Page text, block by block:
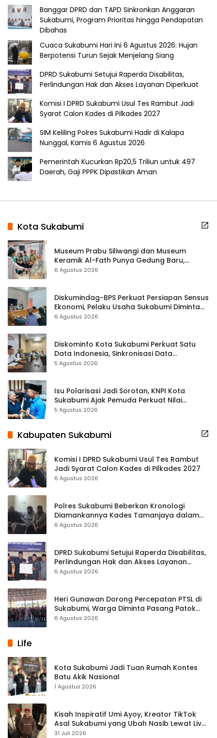
Banggar DPRD dan TAPD Sinkronkan Anggaran
Sukabumi, Program Prioritas hingga Pendapatan
Dibahas
Cuaca Sukabumi Hari Ini 6 Agustus 2026: Hujan
Berpotensi Turun Sejak Menjelang Siang
DPRD Sukabumi Setujui Raperda Disabilitas,
Perlindungan Hak dan Akses Layanan Diperkuat
Komisi I DPRD Sukabumi Usul Tes Rambut Jadi
Syarat Calon Kades di Pilkades 2027
SIM Keliling Polres Sukabumi Hadir di Kalapa
Nunggal, Kamis 6 Agustus 2026
Pemerintah Kucurkan Rp20,5 Triliun untuk 497
Daerah, Gaji PPPK Dipastikan Aman
Kota Sukabumi
Museum Prabu Siliwangi dan Museum
Keramik Al-Fath Punya Gedung Baru,
Hampir 500 Koleksi Dipisahkan
6 Agustus 2026
Diskumindag-BPS Perkuat Persiapan Sensus
Ekonomi, Pelaku Usaha Sukabumi Diminta
Terbuka Beri Data
6 Agustus 2026
Diskominfo Kota Sukabumi Perkuat Satu
Data Indonesia, Sinkronisasi Data
Kewilayahan Dikebut
5 Agustus 2026
Isu Polarisasi Jadi Sorotan, KNPI Kota
Sukabumi Ajak Pemuda Perkuat Nilai
Kebangsaan
5 Agustus 2026
Kabupaten Sukabumi
Komisi I DPRD Sukabumi Usul Tes Rambut
Jadi Syarat Calon Kades di Pilkades 2027
6 Agustus 2026
Polres Sukabumi Beberkan Kronologi
Diamankannya Kades Tamanjaya dalam
Kasus Sabu
6 Agustus 2026
DPRD Sukabumi Setujui Raperda Disabilitas,
Perlindungan Hak dan Akses Layanan
Diperkuat
6 Agustus 2026
Heri Gunawan Dorong Percepatan PTSL di
Sukabumi, Warga Diminta Pasang Patok
Batas Tanah
6 Agustus 2026
Life
Kota Sukabumi Jadi Tuan Rumah Kontes
Batu Akik Nasional
1 Agustus 2026
Kisah Inspiratif Umi Ayoy, Kreator TikTok
Asal Sukabumi yang Ubah Nasib Lewat Live
Streaming
31 Juli 2026